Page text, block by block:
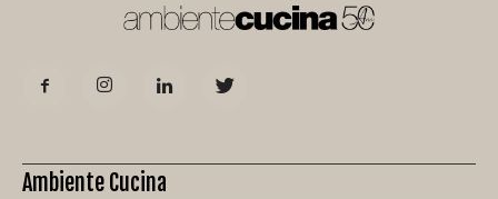
Ambiente Cucina